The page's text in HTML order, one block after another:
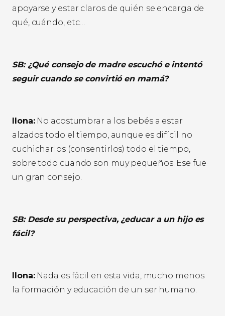
apoyarse y estar claros de quién se encarga de
qué, cuándo, etc…
SB: ¿Qué consejo de madre escuchó e intentó
seguir cuando se convirtió en mamá?
Ilona:No acostumbrar a los bebés a estar
alzados todo el tiempo, aunque es difícil no
cuchicharlos (consentirlos) todo el tiempo,
sobre todo cuando son muy pequeños. Ese fue
un gran consejo.
SB: Desde su perspectiva, ¿educar a un hijo es
fácil?
Ilona:Nada es fácil en esta vida, mucho menos
la formación y educación de un ser humano.